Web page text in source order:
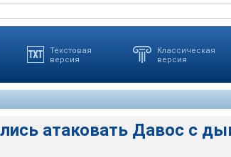
Текстовая
версия
Классическая
версия
атаковать Давос с
Femen в Давосе (Швейцария), где 23-24
от олигархов и политиков прекратить
женщин" и призывают к решительным